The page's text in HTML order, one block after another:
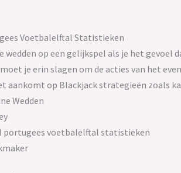
Voetbalelftal Statistieken
wedden op een gelijkspel als je het
je erin slagen om de acties van het
aankomt op Blackjack strategieën zoals
Wedden
portugees voetbalelftal statistieken